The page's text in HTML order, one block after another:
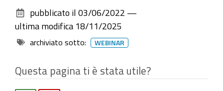
documento
pubblicato il 03/06/2022 —
ultima modifica 18/11/2025
archiviato sotto: WEBINAR
Questa pagina ti è stata utile?